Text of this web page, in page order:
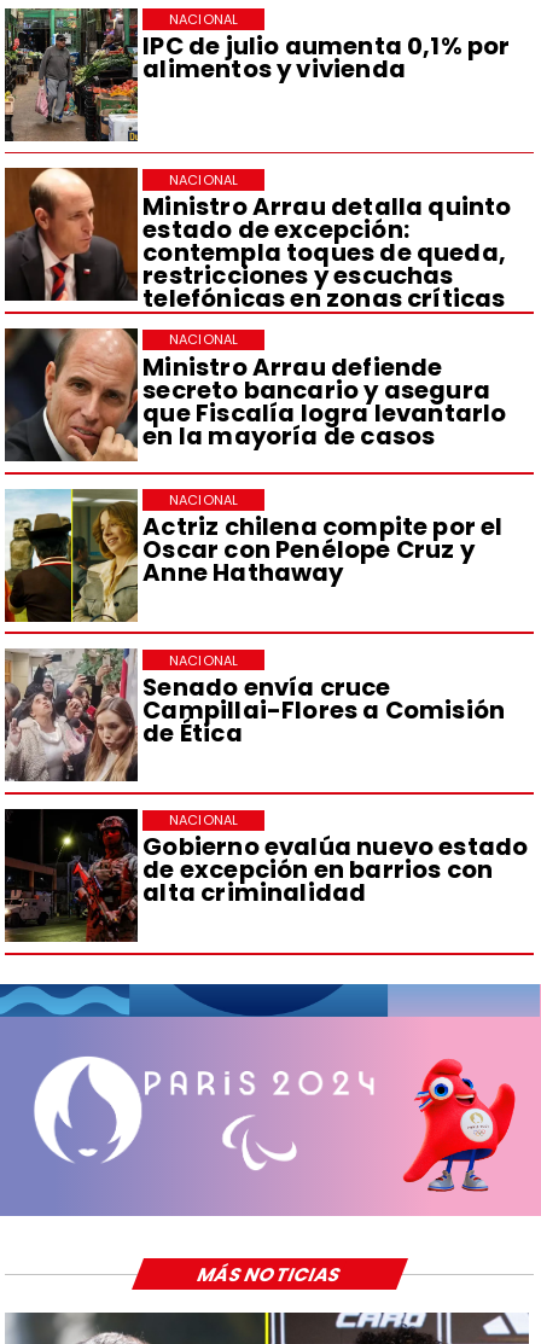
IPC de julio aumenta 0,1% por
alimentos y vivienda
NACIONAL
Ministro Arrau detalla quinto
estado de excepción:
contempla toques de queda,
restricciones y escuchas
telefónicas en zonas críticas
NACIONAL
Ministro Arrau defiende
secreto bancario y asegura
que Fiscalía logra levantarlo
en la mayoría de casos
NACIONAL
Actriz chilena compite por el
Oscar con Penélope Cruz y
Anne Hathaway
NACIONAL
Senado envía cruce
Campillai-Flores a Comisión
de Ética
NACIONAL
Gobierno evalúa nuevo estado
de excepción en barrios con
alta criminalidad
NACIONAL
MÁS NOTICIAS